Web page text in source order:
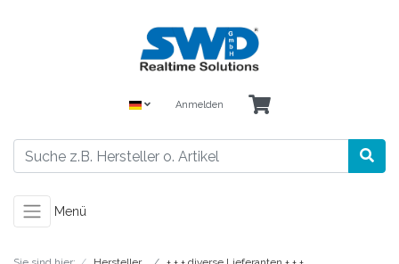
Anmelden
Menü